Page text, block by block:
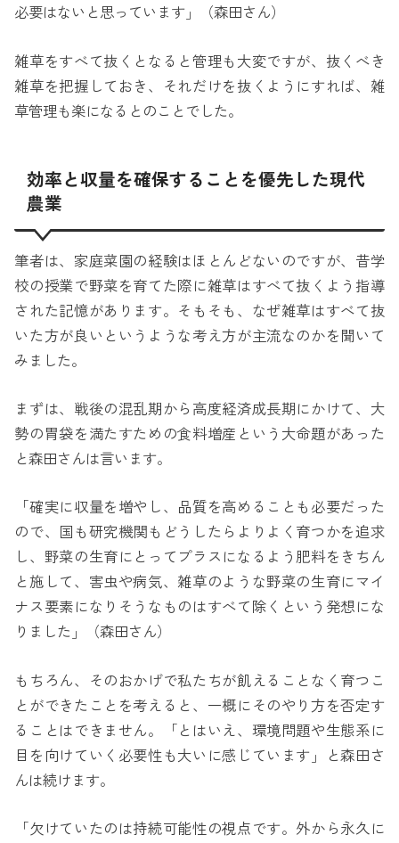
必要はないと思っています」（森田さん）
雑草をすべて抜くとなると管理も大変ですが、抜くべき
雑草を把握しておき、それだけを抜くようにすれば、雑
草管理も楽になるとのことでした。
効率と収量を確保することを優先した現代
農業
筆者は、家庭菜園の経験はほとんどないのですが、昔学
校の授業で野菜を育てた際に雑草はすべて抜くよう指導
された記憶があります。そもそも、なぜ雑草はすべて抜
いた方が良いというような考え方が主流なのかを聞いて
みました。
まずは、戦後の混乱期から高度経済成長期にかけて、大
勢の胃袋を満たすための食料増産という大命題があった
と森田さんは言います。
「確実に収量を増やし、品質を高めることも必要だった
ので、国も研究機関もどうしたらよりよく育つかを追求
し、野菜の生育にとってプラスになるよう肥料をきちん
と施して、害虫や病気、雑草のような野菜の生育にマイ
ナス要素になりそうなものはすべて除くという発想にな
りました」（森田さん）
もちろん、そのおかげで私たちが飢えることなく育つこ
とができたことを考えると、一概にそのやり方を否定す
ることはできません。「とはいえ、環境問題や生態系に
目を向けていく必要性も大いに感じています」と森田さ
んは続けます。
「欠けていたのは持続可能性の視点です。外から永久に